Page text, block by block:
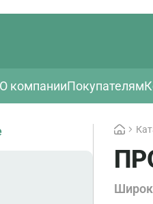
О компанииПокупателям